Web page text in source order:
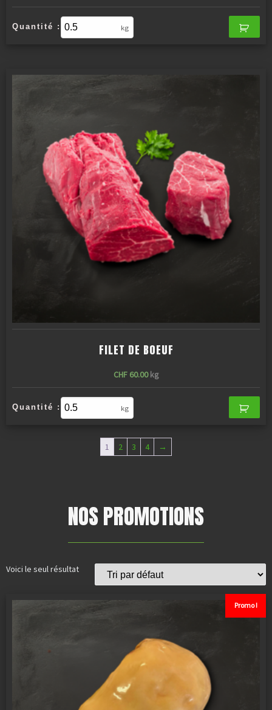
Quantité : kg
FILET DE BOEUF
CHF60.00 kg
Quantité : kg
1 2 3 4 →
NOS PROMOTIONS
Voici le seul résultat
Promo !